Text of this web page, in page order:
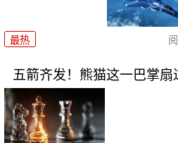
最热
五箭齐发！熊猫这一巴掌